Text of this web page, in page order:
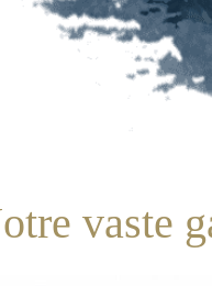
vaste